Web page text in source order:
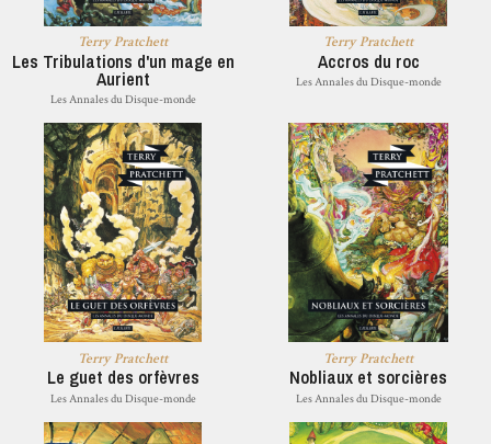
Terry Pratchett
Les Tribulations d'un mage en
Aurient
Les Annales du Disque-monde
Terry Pratchett
Accros du roc
Les Annales du Disque-monde
Terry Pratchett
Le guet des orfèvres
Les Annales du Disque-monde
Terry Pratchett
Nobliaux et sorcières
Les Annales du Disque-monde